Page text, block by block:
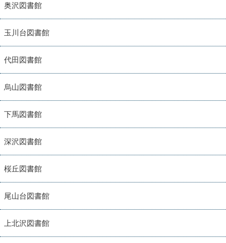
奥沢図書館
玉川台図書館
代田図書館
烏山図書館
下馬図書館
深沢図書館
桜丘図書館
尾山台図書館
上北沢図書館